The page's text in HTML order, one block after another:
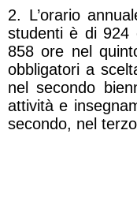
2. L’orario
studenti è di 924
858 ore nel
obbligatori a
nel secondo
attività e
secondo, nel